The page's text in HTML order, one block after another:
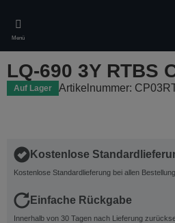
main
content
Menü
LQ-690 3Y RTBS
Auf Lager Artikelnummer:
Kostenlose
Kostenlose Standardlieferung bei allen
Einfache Rückgabe
Innerhalb von 30 Tagen nach Lieferung